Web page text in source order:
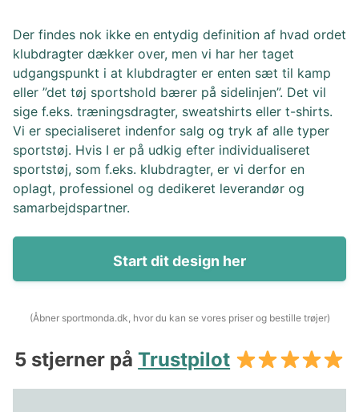
Der findes nok ikke en entydig definition af hvad ordet
klubdragter dækker over, men vi har her taget
udgangspunkt i at klubdragter er enten sæt til kamp
eller ”det tøj sportshold bærer på sidelinjen”. Det vil
sige f.eks. træningsdragter, sweatshirts eller t-shirts.
Vi er specialiseret indenfor salg og tryk af alle typer
sportstøj. Hvis I er på udkig efter individualiseret
sportstøj, som f.eks. klubdragter, er vi derfor en
oplagt, professionel og dedikeret leverandør og
samarbejdspartner.
Start dit design her
(Åbner sportmonda.dk, hvor du kan se vores priser og bestille trøjer)
5 stjerner påTrustpilot